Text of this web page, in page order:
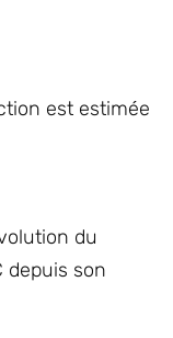
est estimée
du
depuis son